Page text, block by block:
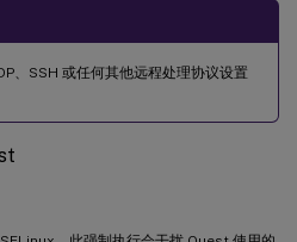
、SSH 或任何其他远程处理协议设置